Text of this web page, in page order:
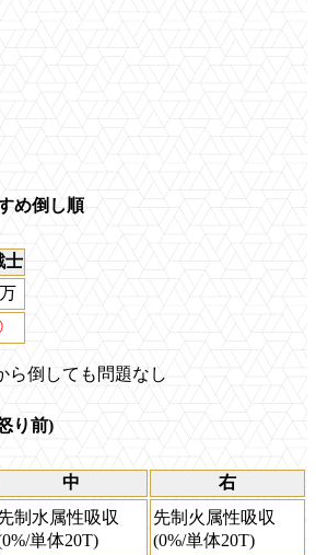
め倒し順
士
倒しても問題なし
り前)
中
右
制水属性吸収
単体20T)
先制火属性吸収
(0%/単体20T)